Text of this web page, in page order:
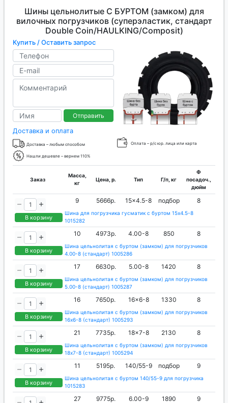
Шины цельнолитые С БУРТОМ (замком) для
вилочных погрузчиков (суперэластик, стандарт
Double Coin/HAULKING/Composit)
Купить / Оставить запрос
Отправить
Доставка и оплата
Доставка – любым способом Оплата – р/с юр. лица или карта
Нашли дешевле – вернем 110%
Заказ
Масса,
кг
Цена, р. Тип Г/п, кг
Ф
посадоч.,
дюйм
В корзину
9 5666р. 15x4.5-8 подбор 8
Шина для погрузчика гусматик с буртом 15x4.5-8
1015282
В корзину
10 4973р. 4.00-8 850 8
Шина цельнолитая с буртом (замком) для погрузчиков
4.00-8 (стандарт) 1005286
В корзину
17 6630р. 5.00-8 1420 8
Шина цельнолитая с буртом (замком) для погрузчиков
5.00-8 (стандарт) 1005287
В корзину
16 7650р. 16x6-8 1330 8
Шина цельнолитая с буртом (замком) для погрузчиков
16x6-8 (стандарт) 1005293
В корзину
21 7735р. 18x7-8 2130 8
Шина цельнолитая с буртом (замком) для погрузчиков
18x7-8 (стандарт) 1005294
В корзину
11 5195р. 140/55-9 подбор 9
Шина цельнолитая с буртом 140/55-9 для погрузчика
1015283
27 9775р. 6.00-9 1890 9